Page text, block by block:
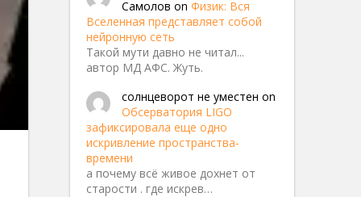
Самолов on Физик: Вся
Вселенная представляет собой
нейронную сеть
Такой мути давно не читал...
автор МД АФС. Жуть.
солнцеворот не уместен on
Обсерватория LIGO
зафиксировала еще одно
искривление пространства-
времени
а почему всё живое дохнет от
старости . где искрев…